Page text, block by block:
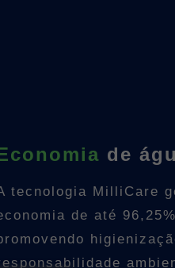
de
tecnologia MilliCare
de até